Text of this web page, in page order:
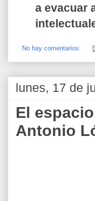
a evacuar
No hay comentarios:
lunes, 17 de
El
Antonio